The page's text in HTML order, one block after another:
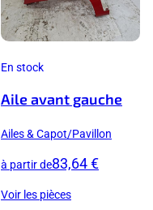
En stock
Aile avant gauche
Ailes & Capot/Pavillon
à partir de83,64 €
Voir les pièces